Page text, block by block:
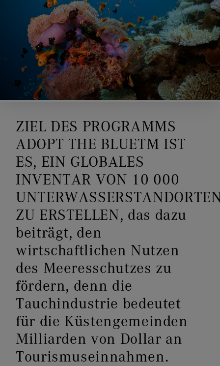
ZIEL DES PROGRAMMS
ADOPT THE BLUETM IST
ES, EIN GLOBALES
INVENTAR VON 10 000
ZU ERSTELLEN, das dazu
beiträgt, den
wirtschaftlichen Nutzen
des Meeresschutzes zu
fördern, denn die
Tauchindustrie bedeutet
für die Küstengemeinden
Milliarden von Dollar an
Tourismuseinnahmen.